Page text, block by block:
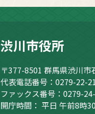
渋川市役所
〒377-8501 群馬県渋川市
代表電話番号：0279-22-
ファックス番号：0279-
開庁時間： 平日 午前8時